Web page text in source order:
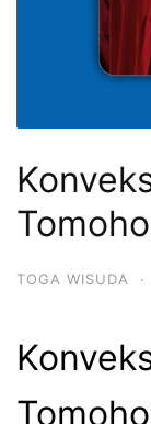
TOGA WISUDA ·